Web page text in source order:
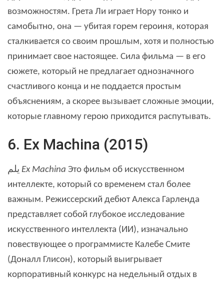
возможностям. Грета Ли играет Нору тонко и
самобытно, она — убитая горем героиня, которая
сталкивается со своим прошлым, хотя и полностью
принимает свое настоящее. Сила фильма — в его
сюжете, который не предлагает однозначного
счастливого конца и не поддается простым
объяснениям, а скорее вызывает сложные эмоции,
которые главному герою приходится распутывать.
6. Ex Machina (2015)
Ex Machina Это фильм об искусственном
интеллекте, который со временем стал более
важным. Режиссерский дебют Алекса Гарленда
представляет собой глубокое исследование
искусственного интеллекта (ИИ), изначально
повествующее о программисте Калебе Смите
(Доналл Глисон), который выигрывает
корпоративный конкурс на недельный отдых в